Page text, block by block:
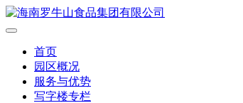
首页
园区概况
服务与优势
写字楼专栏